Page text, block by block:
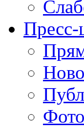
Пресс-